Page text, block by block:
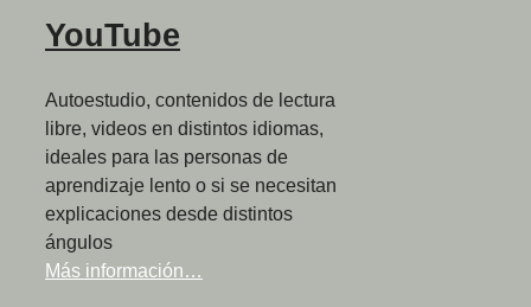
YouTube
Autoestudio, contenidos de lectura
libre, videos en distintos idiomas,
ideales para las personas de
aprendizaje lento o si se necesitan
explicaciones desde distintos
ángulos
Más información…